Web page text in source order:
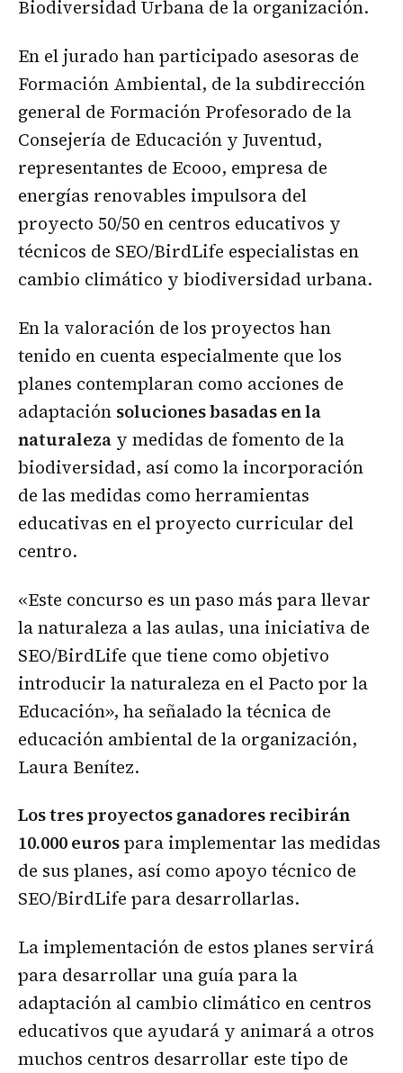
Biodiversidad Urbana de la organización.
En el jurado han participado asesoras de
Formación Ambiental, de la subdirección
general de Formación Profesorado de la
Consejería de Educación y Juventud,
representantes de Ecooo, empresa de
energías renovables impulsora del
proyecto 50/50 en centros educativos y
técnicos de SEO/BirdLife especialistas en
cambio climático y biodiversidad urbana.
En la valoración de los proyectos han
tenido en cuenta especialmente que los
planes contemplaran como acciones de
adaptación soluciones basadas en la
naturaleza y medidas de fomento de la
biodiversidad, así como la incorporación
de las medidas como herramientas
educativas en el proyecto curricular del
centro.
«Este concurso es un paso más para llevar
la naturaleza a las aulas, una iniciativa de
SEO/BirdLife que tiene como objetivo
introducir la naturaleza en el Pacto por la
Educación», ha señalado la técnica de
educación ambiental de la organización,
Laura Benítez.
Los tres proyectos ganadores recibirán
10.000 eurospara implementar las medidas
de sus planes, así como apoyo técnico de
SEO/BirdLife para desarrollarlas.
La implementación de estos planes servirá
para desarrollar una guía para la
adaptación al cambio climático en centros
educativos que ayudará y animará a otros
muchos centros desarrollar este tipo de